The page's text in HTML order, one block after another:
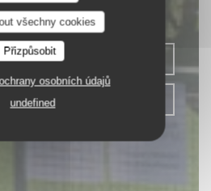
všechny cookies
Přizpůsobit
osobních údajů
undefined
DE BOEUF
STŮL
ODNÉST